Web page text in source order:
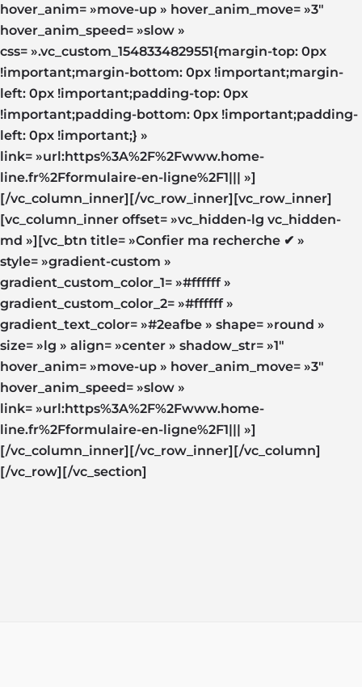
hover_anim= »move-up » hover_anim_move= »3″
hover_anim_speed= »slow »
css= ».vc_custom_1548334829551{margin-top: 0px
!important;margin-bottom: 0px !important;margin-
left: 0px !important;padding-top: 0px
!important;padding-bottom: 0px !important;padding-
left: 0px !important;} »
link= »url:https%3A%2F%2Fwww.home-
line.fr%2Fformulaire-en-ligne%2F1||| »]
[/vc_column_inner][/vc_row_inner][vc_row_inner]
[vc_column_inner offset= »vc_hidden-lg vc_hidden-
md »][vc_btn title= »Confier ma recherche ✔ »
style= »gradient-custom »
gradient_custom_color_1= »#ffffff »
gradient_custom_color_2= »#ffffff »
gradient_text_color= »#2eafbe » shape= »round »
size= »lg » align= »center » shadow_str= »1″
hover_anim= »move-up » hover_anim_move= »3″
hover_anim_speed= »slow »
link= »url:https%3A%2F%2Fwww.home-
line.fr%2Fformulaire-en-ligne%2F1||| »]
[/vc_column_inner][/vc_row_inner][/vc_column]
[/vc_row][/vc_section]